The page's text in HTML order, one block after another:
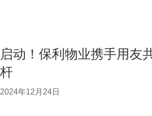
启动！保利物业携手用友
杆
2024年12月24日